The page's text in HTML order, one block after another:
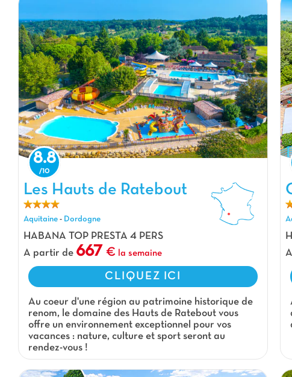
Les Hauts de Ratebout, Camping Aquitaine
8.8
Les Hauts de Ratebout
Aquitaine - Dordogne
HABANA TOP PRESTA 4 PERS
A partir de 667 la semaine
CLIQUEZ ICI
Au coeur d'une région au patrimoine historique de
renom, le domaine des Hauts de Ratebout vous
offre un environnement exceptionnel pour vos
vacances : nature, culture et sport seront au
rendez-vous !